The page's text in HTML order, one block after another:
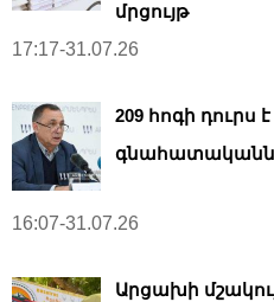
մրցույթ
17:17-31.07.26
209 հոգի դուրս
16:07-31.07.26
Արցախի